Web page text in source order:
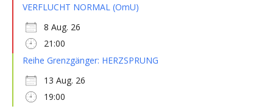
VERFLUCHT NORMAL (OmU)
8 Aug. 26
21:00
Reihe Grenzgänger: HERZSPRUNG
13 Aug. 26
19:00